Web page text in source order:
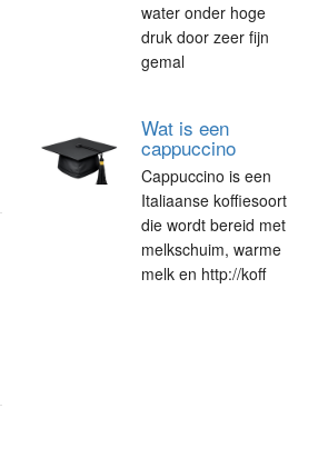
water onder hoge
druk door zeer fijn
gemal
Wat is een
cappuccino
Cappuccino is een
Italiaanse koffiesoort
die wordt bereid met
melkschuim, warme
melk en http://koff